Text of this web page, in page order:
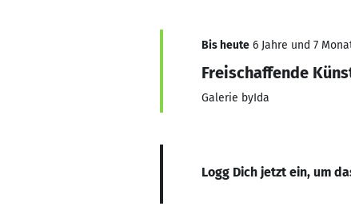
Bis heute 6 Jahre und 7
Freischaffende
Galerie byIda
Logg Dich jetzt ein, um